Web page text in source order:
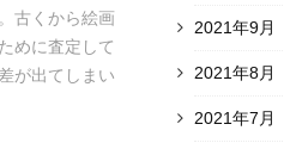
古くから絵画
めに査定して
が出てしまい
2021年9月
2021年8月
2021年7月